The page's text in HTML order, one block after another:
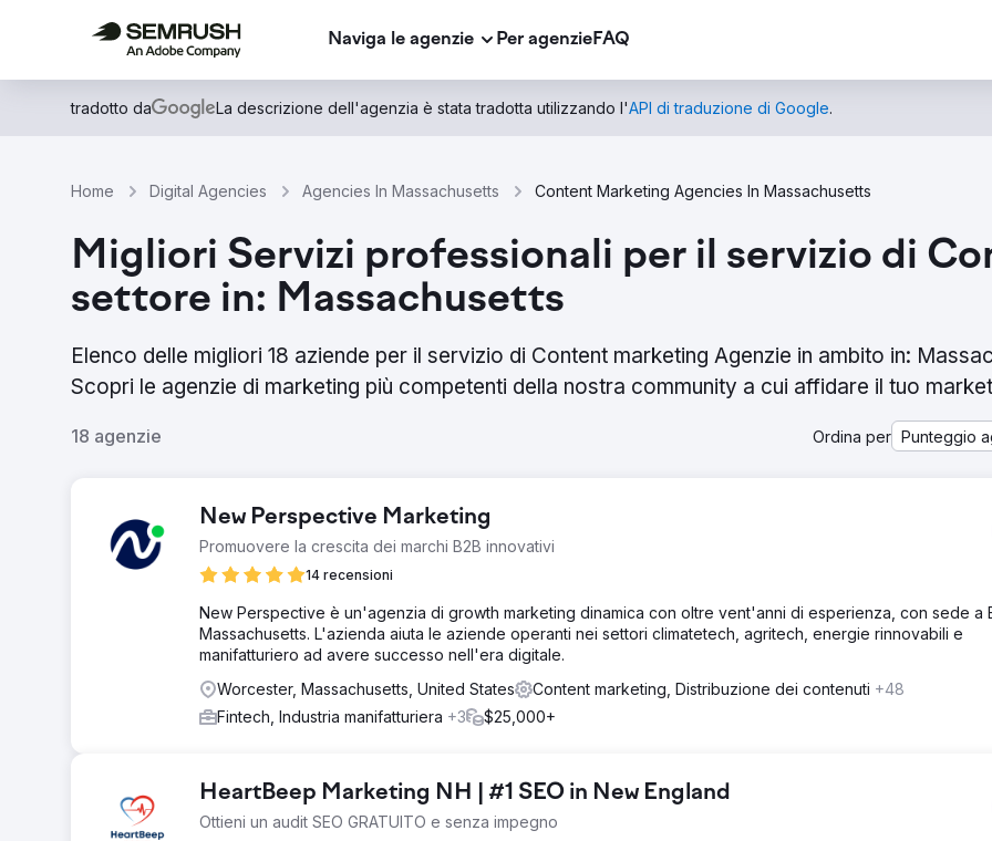
Naviga le agenzie Per agenzieFAQ
tradotto da La descrizione dell'agenzia è stata tradotta utilizzando l'API di traduzione di Google.
Home Digital Agencies Agencies In Massachusetts Content Marketing Agencies In Massachusetts
Migliori Servizi professionali per il servizio di
settore in: Massachusetts
Elenco delle migliori 18 aziende per il servizio di Content marketing Agenzie in ambito in:
Scopri le agenzie di marketing più competenti della nostra community a cui affidare il tuo
18 agenzie Ordina per Punteggio
New Perspective Marketing
Promuovere la crescita dei marchi B2B innovativi
14 recensioni
New Perspective è un'agenzia di growth marketing dinamica con oltre vent'anni di esperienza, con sede a
Massachusetts. L'azienda aiuta le aziende operanti nei settori climatetech, agritech, energie rinnovabili e
manifatturiero ad avere successo nell'era digitale.
Worcester, Massachusetts, United States
Content marketing, Distribuzione dei contenuti +48
Fintech, Industria manifatturiera +3 $25,000+
HeartBeep Marketing NH | #1 SEO in New England
Ottieni un audit SEO GRATUITO e senza impegno